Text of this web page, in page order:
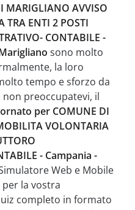
MARIGLIANO AVVISO
TRA ENTI 2 POSTI
CONTABILE -
sono molto
la loro
tempo e sforzo da
preoccupatevi, il
per COMUNE DI
VOLONTARIA
- Campania -
Web e Mobile
la vostra
completo in formato